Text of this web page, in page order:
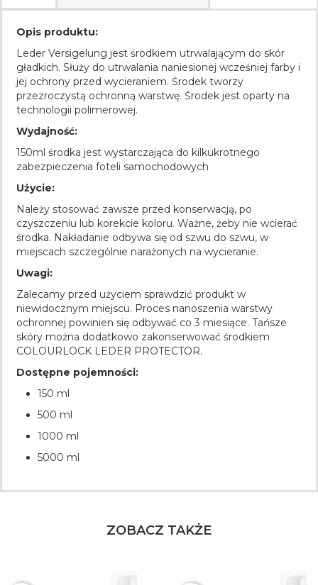
Opis produktu:
Leder Versigelung jest środkiem utrwalającym do skór
gładkich. Służy do utrwalania naniesionej wcześniej farby i
jej ochrony przed wycieraniem. Środek tworzy
przezroczystą ochronną warstwę. Środek jest oparty na
technologii polimerowej.
Wydajność:
150ml środka jest wystarczająca do kilkukrotnego
zabezpieczenia foteli samochodowych
Użycie:
Należy stosować zawsze przed konserwacją, po
czyszczeniu lub korekcie koloru. Ważne, żeby nie wcierać
środka. Nakładanie odbywa się od szwu do szwu, w
miejscach szczególnie narażonych na wycieranie.
Uwagi:
Zalecamy przed użyciem sprawdzić produkt w
niewidocznym miejscu. Proces nanoszenia warstwy
ochronnej powinien się odbywać co 3 miesiące. Tańsze
skóry można dodatkowo zakonserwować środkiem
COLOURLOCK LEDER PROTECTOR.
Dostępne pojemności:
150 ml
500 ml
1000 ml
5000 ml
ZOBACZ TAKŻE